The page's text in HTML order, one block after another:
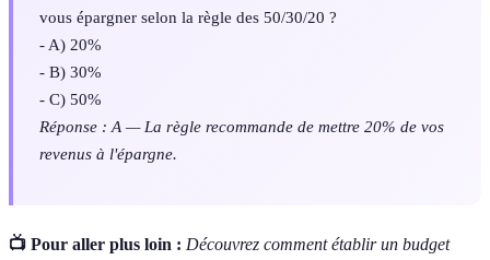
vous épargner selon la règle des 50/30/20 ?
- A) 20%
- B) 30%
- C) 50%
Réponse : A — La règle recommande de mettre 20% de vos
revenus à l'épargne.
📺 Pour aller plus loin : Découvrez comment établir un budget